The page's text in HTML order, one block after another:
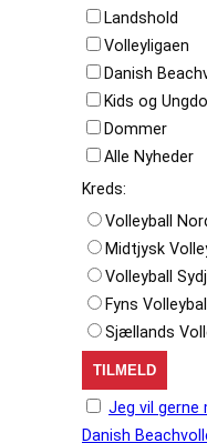
Landshold
Volleyligaen
Danish
Kids og
Dommer
Alle Nyheder
Kreds:
Volleyball
Midtjysk
Volleyball
Fyns
Sjællands
Jeg vil gerne
Danish